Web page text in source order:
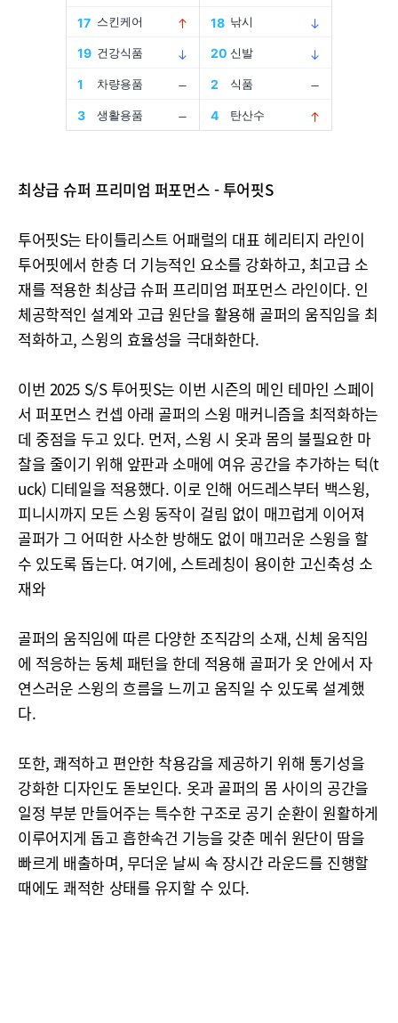
최상급 슈퍼 프리미엄 퍼포먼스 - 투어핏S
투어핏S는 타이틀리스트 어패럴의 대표 헤리티지 라인이
투어핏에서 한층 더 기능적인 요소를 강화하고, 최고급 소
재를 적용한 최상급 슈퍼 프리미엄 퍼포먼스 라인이다. 인
체공학적인 설계와 고급 원단을 활용해 골퍼의 움직임을 최
적화하고, 스윙의 효율성을 극대화한다.
이번 2025 S/S 투어핏S는 이번 시즌의 메인 테마인 스페이
서 퍼포먼스 컨셉 아래 골퍼의 스윙 매커니즘을 최적화하는
데 중점을 두고 있다. 먼저, 스윙 시 옷과 몸의 불필요한 마
찰을 줄이기 위해 앞판과 소매에 여유 공간을 추가하는 턱(t
uck) 디테일을 적용했다. 이로 인해 어드레스부터 백스윙,
피니시까지 모든 스윙 동작이 걸림 없이 매끄럽게 이어져
골퍼가 그 어떠한 사소한 방해도 없이 매끄러운 스윙을 할
수 있도록 돕는다. 여기에, 스트레칭이 용이한 고신축성 소
재와
골퍼의 움직임에 따른 다양한 조직감의 소재, 신체 움직임
에 적응하는 동체 패턴을 한데 적용해 골퍼가 옷 안에서 자
연스러운 스윙의 흐름을 느끼고 움직일 수 있도록 설계했
다.
또한, 쾌적하고 편안한 착용감을 제공하기 위해 통기성을
강화한 디자인도 돋보인다. 옷과 골퍼의 몸 사이의 공간을
일정 부분 만들어주는 특수한 구조로 공기 순환이 원활하게
이루어지게 돕고 흡한속건 기능을 갖춘 메쉬 원단이 땀을
빠르게 배출하며, 무더운 날씨 속 장시간 라운드를 진행할
때에도 쾌적한 상태를 유지할 수 있다.